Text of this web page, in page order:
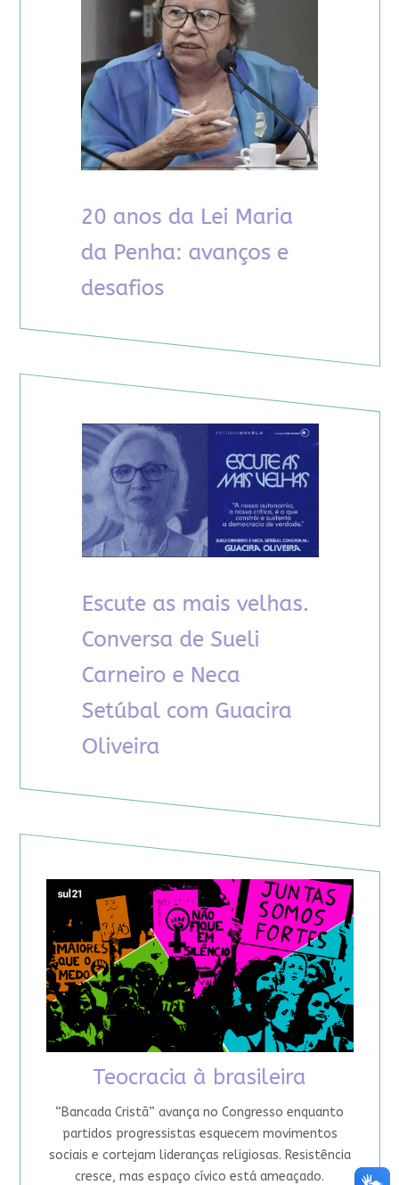
Teocracia à brasileira
“Bancada Cristã” avança no Congresso enquanto
partidos progressistas esquecem movimentos
sociais e cortejam lideranças religiosas. Resistência
cresce, mas espaço cívico está ameaçado.